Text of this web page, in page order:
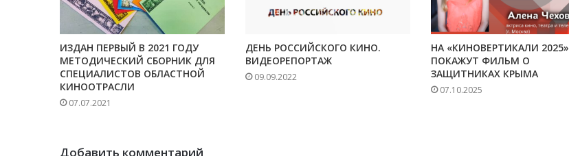
ИЗДАН ПЕРВЫЙ В 2021 ГОДУ
МЕТОДИЧЕСКИЙ СБОРНИК ДЛЯ
СПЕЦИАЛИСТОВ ОБЛАСТНОЙ
КИНООТРАСЛИ
07.07.2021
ДЕНЬ РОССИЙСКОГО КИНО.
ВИДЕОРЕПОРТАЖ
09.09.2022
НА «КИНОВЕРТИКАЛИ 2025»
ПОКАЖУТ ФИЛЬМ О
ЗАЩИТНИКАХ КРЫМА
07.10.2025
Добавить комментарий